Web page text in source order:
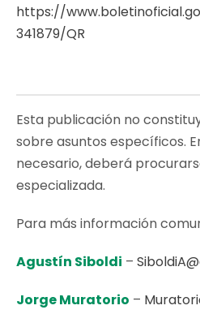
https://
341879/QR
Esta publicación no
sobre asuntos específicos.
necesario, deberá
especializada.
Para más información
Agustín Siboldi –
Jorge Muratorio –